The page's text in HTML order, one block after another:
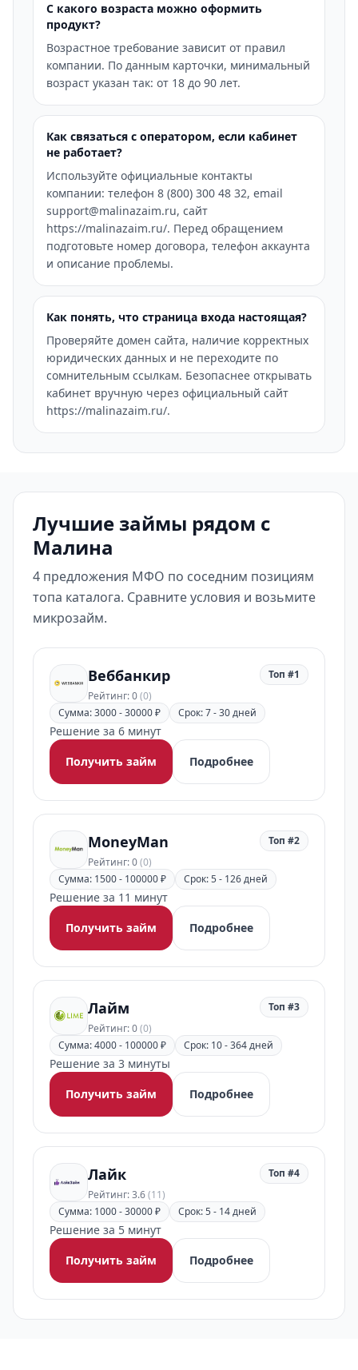
С какого возраста можно оформить
продукт?
Возрастное требование зависит от правил
компании. По данным карточки, минимальный
возраст указан так: от 18 до 90 лет.
Как связаться с оператором, если кабинет
не работает?
Используйте официальные контакты
компании: телефон 8 (800) 300 48 32, email
support@malinazaim.ru, сайт
https://malinazaim.ru/. Перед обращением
подготовьте номер договора, телефон аккаунта
и описание проблемы.
Как понять, что страница входа настоящая?
Проверяйте домен сайта, наличие корректных
юридических данных и не переходите по
сомнительным ссылкам. Безопаснее открывать
кабинет вручную через официальный сайт
https://malinazaim.ru/.
Лучшие займы рядом с
Малина
4 предложения МФО по соседним позициям
топа каталога. Сравните условия и возьмите
микрозайм.
Веббанкир
Рейтинг: 0(0)
Топ #1
Сумма: 3000 - 30000 ₽ Срок: 7 - 30 дней
Решение за 6 минут
Получить займ
Подробнее
MoneyMan
Рейтинг: 0(0)
Топ #2
Сумма: 1500 - 100000 ₽ Срок: 5 - 126 дней
Решение за 11 минут
Получить займ
Подробнее
Лайм
Рейтинг: 0(0)
Топ #3
Сумма: 4000 - 100000 ₽ Срок: 10 - 364 дней
Решение за 3 минуты
Получить займ
Подробнее
Лайк
Рейтинг: 3.6(11)
Топ #4
Сумма: 1000 - 30000 ₽ Срок: 5 - 14 дней
Решение за 5 минут
Получить займ
Подробнее